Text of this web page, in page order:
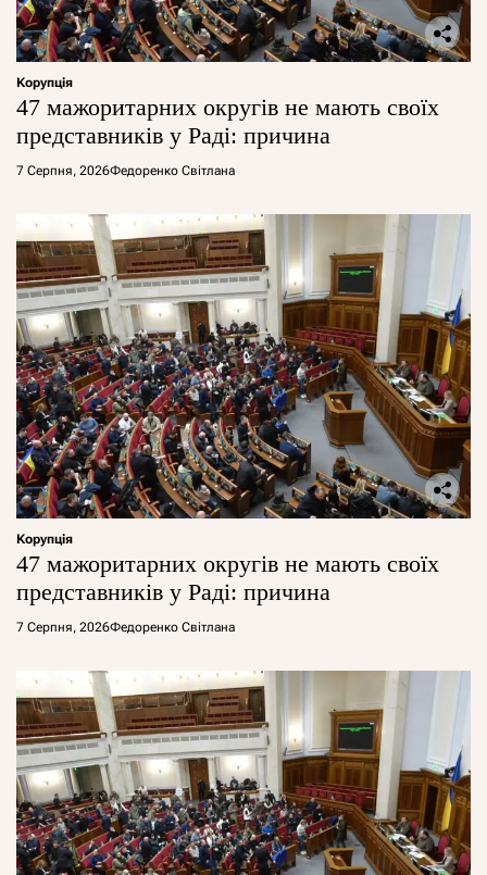
Корупція
47 мажоритарних округів не мають своїх
представників у Раді: причина
7 Серпня, 2026Федоренко Світлана
Корупція
47 мажоритарних округів не мають своїх
представників у Раді: причина
7 Серпня, 2026Федоренко Світлана